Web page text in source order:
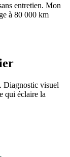
entretien. Mon
à 80 000 km
Diagnostic visuel
qui éclaire la